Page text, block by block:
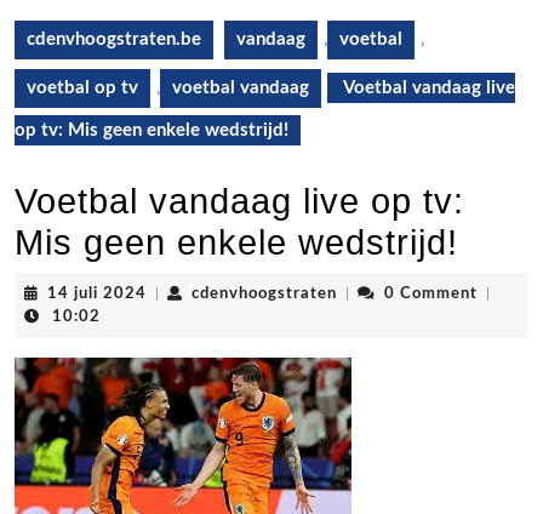
cdenvhoogstraten.be vandaag , voetbal ,
voetbal op tv , voetbal vandaag Voetbal vandaag live
op tv: Mis geen enkele wedstrijd!
Voetbal vandaag live op tv:
Mis geen enkele wedstrijd!
14 juli 2024 14
cdenvhoogstraten cdenvhoogstraten
0 Comment
10:02